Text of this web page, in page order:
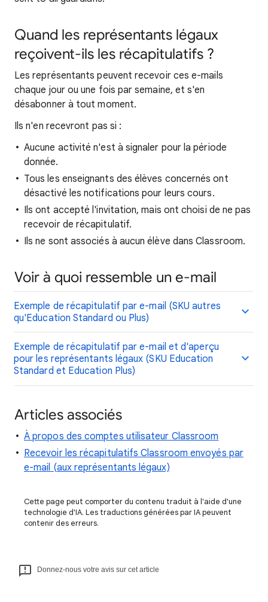
Quand les représentants légaux
reçoivent-ils les récapitulatifs ?
Les représentants peuvent recevoir ces e-mails
chaque jour ou une fois par semaine, et s'en
désabonner à tout moment.
Ils n'en recevront pas si :
Aucune activité n'est à signaler pour la période
donnée.
Tous les enseignants des élèves concernés ont
désactivé les notifications pour leurs cours.
Ils ont accepté l'invitation, mais ont choisi de ne pas
recevoir de récapitulatif.
Ils ne sont associés à aucun élève dans Classroom.
Voir à quoi ressemble un e-mail
Exemple de récapitulatif par e-mail (SKU autres
qu'Education Standard ou Plus)
Exemple de récapitulatif par e-mail et d'aperçu
pour les représentants légaux (SKU Education
Standard et Education Plus)
Articles associés
À propos des comptes utilisateur Classroom
Recevoir les récapitulatifs Classroom envoyés par
e-mail (aux représentants légaux)
Cette page peut comporter du contenu traduit à l'aide d'une
technologie d'IA. Les traductions générées par IA peuvent
contenir des erreurs.
Donnez-nous votre avis sur cet article